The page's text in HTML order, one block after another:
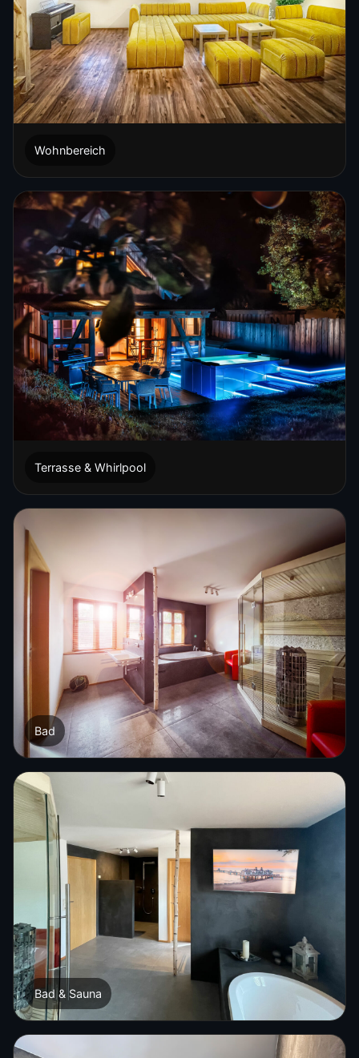
Wohnbereich
Terrasse & Whirlpool
Bad
Bad & Sauna